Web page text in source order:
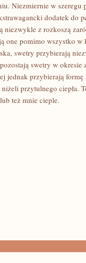
Niezmiernie w szeregu
dodatek do
niezwykle z rozkoszą
one pomimo wszystko
swetry przybierają
swetry w
jednak przybierają
przytulnego ciepła.
też mnie cieple.